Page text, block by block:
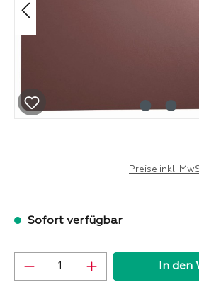
Preise inkl.
Sofort verfügbar
Produkt Anzahl: GibIn den